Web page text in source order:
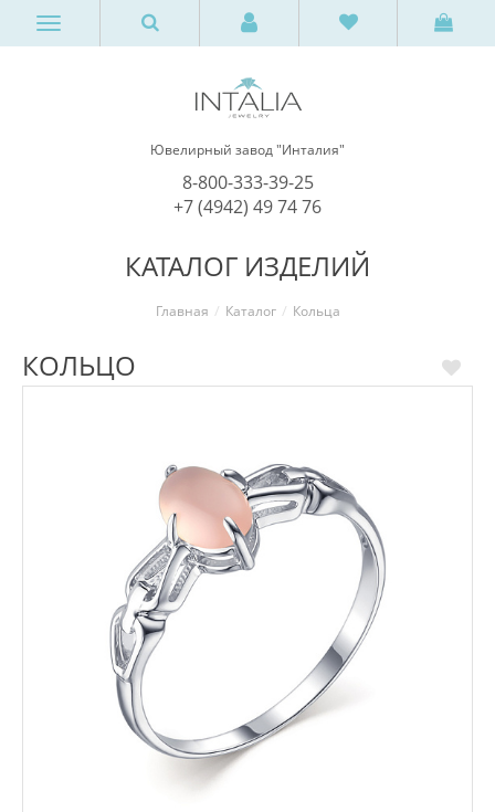
Ювелирный завод "Инталия"
8-800-333-39-25
+7 (4942) 49 74 76
КАТАЛОГ ИЗДЕЛИЙ
Главная Каталог Кольца
КОЛЬЦО